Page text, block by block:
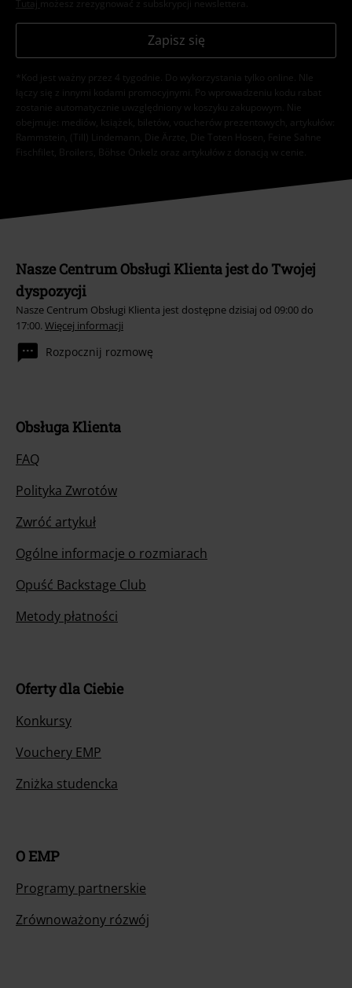
Tutaj możesz zrezygnować z subskrypcji newslettera.
Zapisz się
*Kod jest ważny przez 4 tygodnie. Do wykorzystania tylko online. NIe
łączy się z innymi kodami promocyjnymi. Po wprowadzeniu kodu rabat
zostanie automatycznie uwzględniony w koszyku zakupowym. Nie
obejmuje: mediów, książek, biletów, voucherów prezentowych, artykułów:
Rammstein, (Till) Lindemann, Die Ärzte, Die Toten Hosen, Feine Sahne
Fischfilet, Broilers, Böhse Onkelz oraz artykułów z donacją w cenie.
Nasze Centrum Obsługi Klienta jest do Twojej
dyspozycji
Nasze Centrum Obsługi Klienta jest dostępne dzisiaj od 09:00 do
17:00. Więcej informacji
Rozpocznij rozmowę
Obsługa Klienta
FAQ
Polityka Zwrotów
Zwróć artykuł
Ogólne informacje o rozmiarach
Opuść Backstage Club
Metody płatności
Oferty dla Ciebie
Konkursy
Vouchery EMP
Zniżka studencka
O EMP
Programy partnerskie
Zrównoważony rózwój